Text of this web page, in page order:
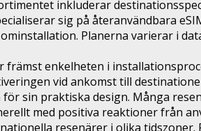
inkluderar
sig på återanvändbara
Planerna varierar i
enkelheten i
vid ankomst till
sin praktiska design. Många
med positiva reaktioner från
resenärer i olika tidszoner.